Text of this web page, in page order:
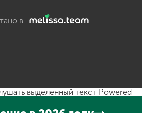
в
выделенный текст Powered